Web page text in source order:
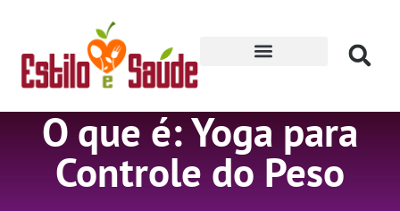
O que é: Yoga para
Controle do Peso